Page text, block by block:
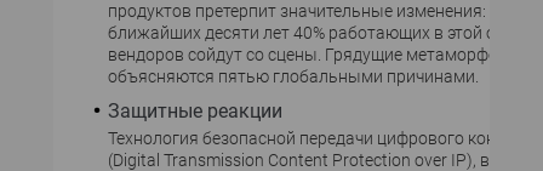
продуктов претерпит значительные изменения: в
ближайших десяти лет 40% работающих в этой
вендоров сойдут со сцены. Грядущие метаморфозы
объясняются пятью глобальными причинами.
Защитные реакции
Технология безопасной передачи цифрового контента
(Digital Transmission Content Protection over IP),